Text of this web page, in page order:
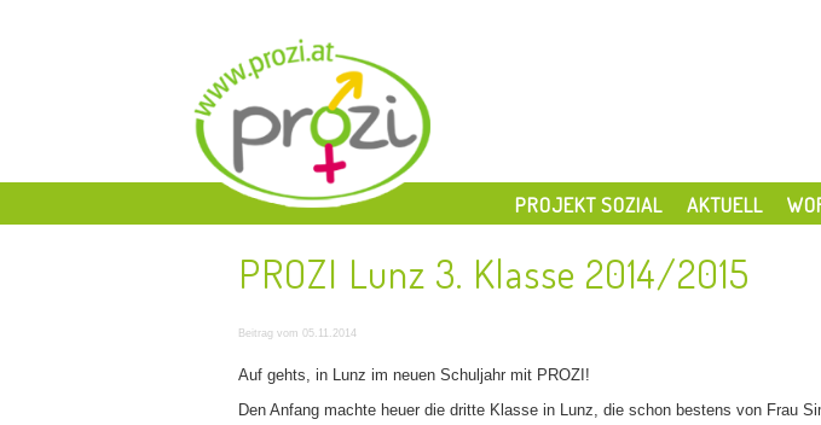
PROJEKT SOZIAL AKTUELL
PROZI Lunz 3. Klasse 2014/2015
Beitrag vom 05.11.2014
Auf gehts, in Lunz im neuen Schuljahr mit PROZI!
Den Anfang machte heuer die dritte Klasse in Lunz, die schon bestens von Frau